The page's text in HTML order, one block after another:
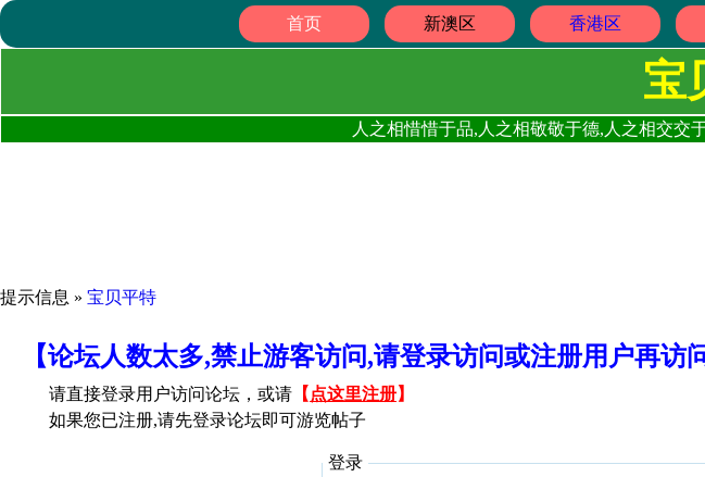
首页 新澳区 香港区
宝
人之相惜惜于品,人之相敬敬于德,人之相交交
提示信息 » 宝贝平特
【论坛人数太多,禁止游客访问,请登录访问或注册用户再访
请直接登录用户访问论坛，或请 【 点这里注册】
如果您已注册,请先登录论坛即可游览帖子
登录